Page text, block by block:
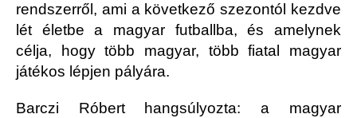
rendszerről, ami a következő szezontól kezdve
lét életbe a magyar futballba, és amelynek
célja, hogy több magyar, több fiatal magyar
játékos lépjen pályára.
Barczi Róbert hangsúlyozta: a magyar